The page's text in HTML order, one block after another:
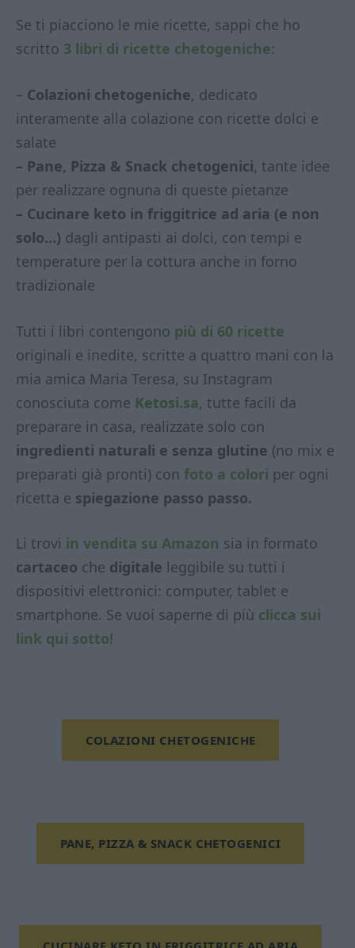
Se ti piacciono le mie ricette, sappi che ho
scritto 3 libri di ricette chetogeniche:
– Colazioni chetogeniche, dedicato
interamente alla colazione con ricette dolci e
salate
– Pane, Pizza & Snack chetogenici, tante idee
per realizzare ognuna di queste pietanze
– Cucinare keto in friggitrice ad aria (e non
solo…) dagli antipasti ai dolci, con tempi e
temperature per la cottura anche in forno
tradizionale
Tutti i libri contengono più di 60 ricette
originali e inedite, scritte a quattro mani con la
mia amica Maria Teresa, su Instagram
conosciuta come Ketosi.sa, tutte facili da
preparare in casa, realizzate solo con
ingredienti naturali e senza glutine (no mix e
preparati già pronti) con foto a colori per ogni
ricetta e spiegazione passo passo.
Li trovi in vendita su Amazon sia in formato
cartaceo che digitale leggibile su tutti i
dispositivi elettronici: computer, tablet e
smartphone. Se vuoi saperne di più clicca sui
link qui sotto!
COLAZIONI CHETOGENICHE
PANE, PIZZA & SNACK CHETOGENICI